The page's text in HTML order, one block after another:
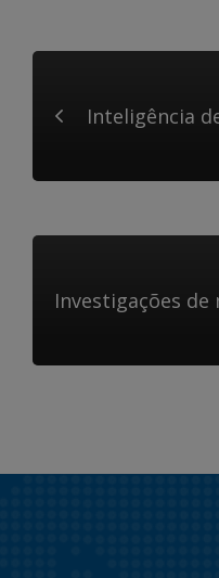
Inteligência
Investigações de